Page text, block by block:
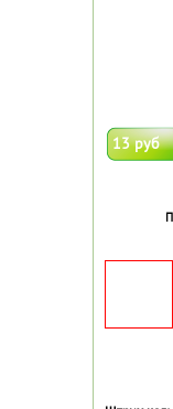
13 руб